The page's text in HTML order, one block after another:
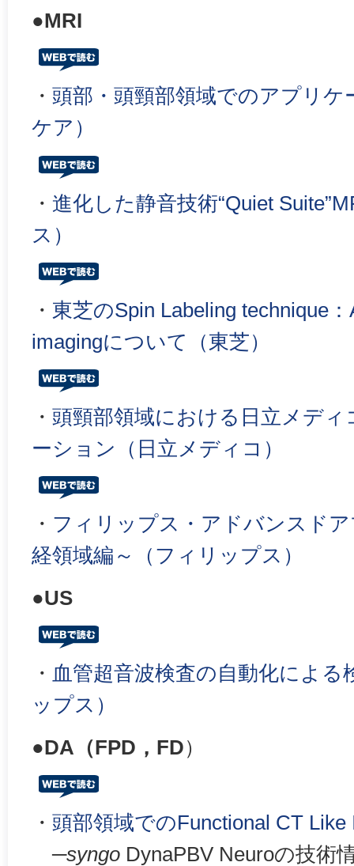
●MRI
・ 頭部・頭頸部領域でのアプリケ
ケア）
・ 進化した静音技術“Quiet
ス）
・ 東芝のSpin Labeling technique
imagingについて（東芝）
・ 頭頸部領域における日立メデ
ーション（日立メディコ）
・ フィリップス・アドバンスド
経領域編～（フィリップス）
●US
・ 血管超音波検査の自動化による
ップス）
●DA（FPD，FD）
・ 頭部領域でのFunctional CT Like
─syngo DynaPBV Neuroの技術